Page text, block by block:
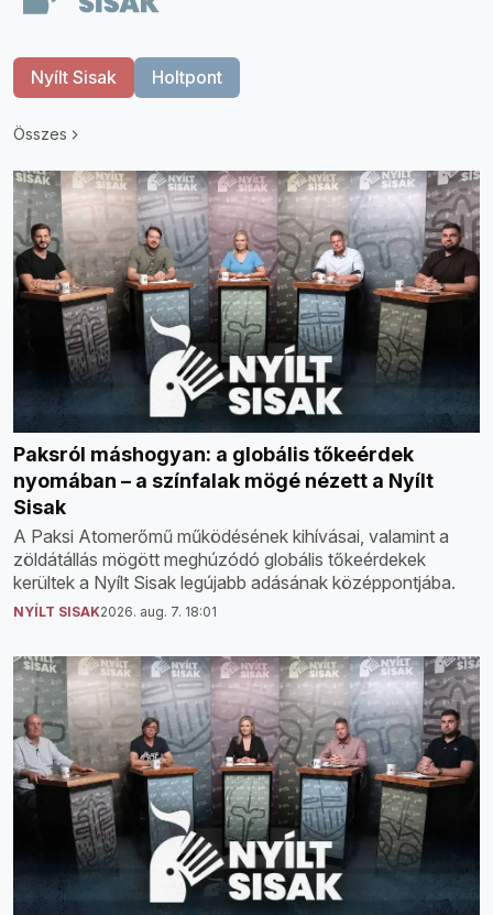
Nyílt Sisak Holtpont
Összes
Paksról máshogyan: a globális tőkeérdek
nyomában – a színfalak mögé nézett a Nyílt
Sisak
A Paksi Atomerőmű működésének kihívásai, valamint a
zöldátállás mögött meghúzódó globális tőkeérdekek
kerültek a Nyílt Sisak legújabb adásának középpontjába.
NYÍLT SISAK2026. aug. 7. 18:01